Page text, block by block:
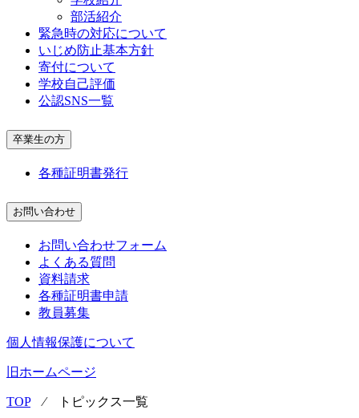
部活紹介
緊急時の対応について
いじめ防止基本方針
寄付について
学校自己評価
公認SNS一覧
卒業生の方
各種証明書発行
お問い合わせ
お問い合わせフォーム
よくある質問
資料請求
各種証明書申請
教員募集
個人情報保護について
旧ホームページ
TOP⁄ トピックス一覧